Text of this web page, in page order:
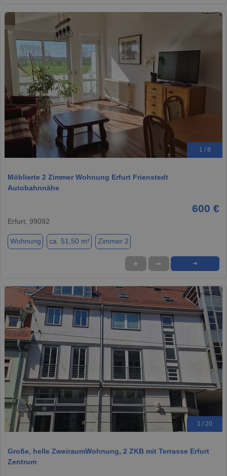
1 / 8
Möblierte 2 Zimmer Wohnung Erfurt Frienstedt
Autobahnnähe
600 €
Erfurt, 99092
Wohnung ca. 51,50 m² Zimmer 2
★ ➦ ➜
1 / 20
Große, helle ZweiraumWohnung, 2 ZKB mit Terrasse Erfurt
Zentrum